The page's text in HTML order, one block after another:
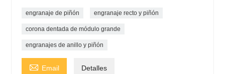
engranaje de piñón engranaje recto y piñón
corona dentada de módulo grande
engranajes de anillo y piñón
 Email Detalles